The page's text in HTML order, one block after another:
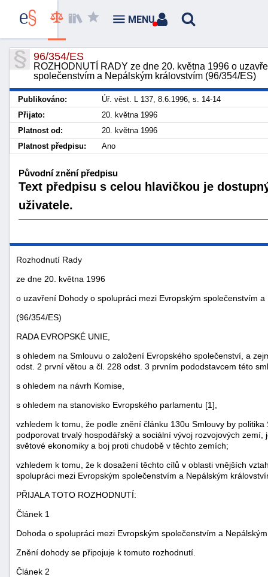
96/354/ES
ROZHODNUTÍ RADY ze dne 20. května 1996 o
společenstvím a Nepálským královstvím (96/354/ES)
Publikováno:
Úř. věst. L 137, 8.6.1996, s. 14-14
Přijato:
20. května 1996
Platnost od:
20. května 1996
Platnost předpisu:
Ano
Původní znění předpisu
Text předpisu s celou hlavičkou je
uživatele.
Rozhodnutí Rady
ze dne 20. května 1996
o uzavření Dohody o spolupráci mezi Evropským společenstvím
(96/354/ES)
RADA EVROPSKÉ UNIE,
s ohledem na Smlouvu o založení Evropského společenství, a
odst. 2 první větou a čl. 228 odst. 3 prvním pododstavcem této
s ohledem na návrh Komise,
s ohledem na stanovisko Evropského parlamentu [1],
vzhledem k tomu, že podle znění článku 130u Smlouvy by
podporovat trvalý hospodářský a sociální vývoj rozvojových
světové ekonomiky a boj proti chudobě v těchto zemích;
vzhledem k tomu, že k dosažení těchto cílů v oblasti vnějších
spolupráci mezi Evropským společenstvím a Nepálským
PŘIJALA TOTO ROZHODNUTÍ:
Článek 1
Dohoda o spolupráci mezi Evropským společenstvím a
Znění dohody se připojuje k tomuto rozhodnutí.
Článek 2
MENU
náhrady
škody